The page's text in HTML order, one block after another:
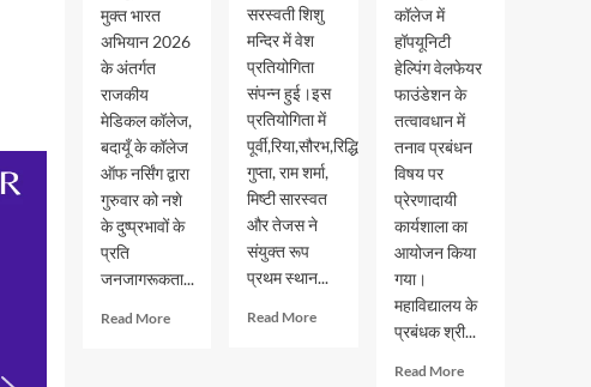
मुक्त भारत
अभियान 2026
के अंतर्गत
राजकीय
मेडिकल कॉलेज,
बदायूँ के कॉलेज
ऑफ नर्सिंग द्वारा
गुरुवार को नशे
के दुष्प्रभावों के
प्रति
जनजागरूकता...
Read MoreRead
सरस्वती शिशु
मन्दिर में वेश
प्रतियोगिता
संपन्न हुई।इस
प्रतियोगिता में
पूर्वी,रिया,सौरभ,रिद्धि
गुप्ता, राम शर्मा,
मिष्टी सारस्वत
और तेजस ने
संयुक्त रूप
प्रथम स्थान...
Read MoreRead
कॉलेज में
हॉपयूनिटी
हेल्पिंग वेलफेयर
फाउंडेशन के
तत्वावधान में
तनाव प्रबंधन
विषय पर
प्रेरणादायी
कार्यशाला का
आयोजन किया
गया।
महाविद्यालय के
प्रबंधक श्री...
Read MoreRead